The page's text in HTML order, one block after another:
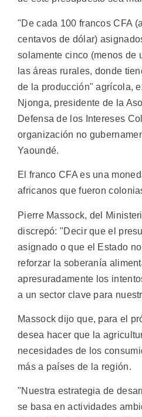
"De cada 100 francos CFA
centavos de dólar)
solamente cinco (menos de
las áreas rurales, donde
de la producción" agrícola,
Njonga, presidente de la
Defensa de los Intereses
organización no
Yaoundé.
El franco CFA es una
africanos que fueron
Pierre Massock, del
discrepó: "Decir que el
asignado o que el Estado
reforzar la soberanía
apresuradamente los
a un sector clave para
Massock dijo que, para el
desea hacer que la
necesidades de los
más a países de la región.
"Nuestra estrategia de
se basa en actividades